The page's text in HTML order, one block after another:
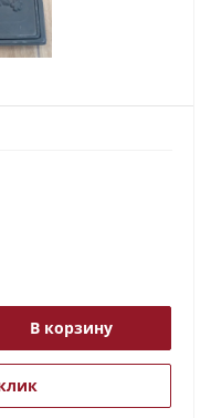
В корзину